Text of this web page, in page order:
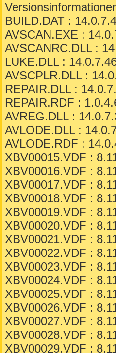
BUILD.DAT :
AVSCAN.EXE :
AVSCANRC.DLL :
LUKE.DLL :
AVSCPLR.DLL :
REPAIR.DLL :
REPAIR.RDF :
AVREG.DLL :
AVLODE.DLL :
AVLODE.RDF :
XBV00015.VDF :
XBV00016.VDF :
XBV00017.VDF :
XBV00018.VDF :
XBV00019.VDF :
XBV00020.VDF :
XBV00021.VDF :
XBV00022.VDF :
XBV00023.VDF :
XBV00024.VDF :
XBV00025.VDF :
XBV00026.VDF :
XBV00027.VDF :
XBV00028.VDF :
XBV00029.VDF :